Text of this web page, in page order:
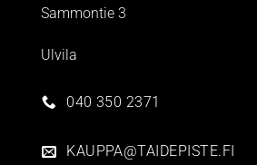
Sammontie 3
Ulvila
040 350 2371
KAUPPA@TAIDEPISTE.FI